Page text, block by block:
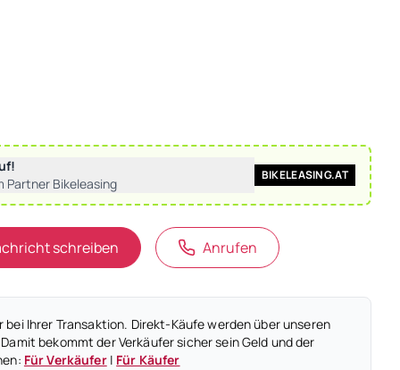
Partner Bikeleasing
BIKELEASING.AT
schreiben Anrufen
Ihrer Transaktion. Direkt-Käufe werden über unseren
bekommt der Verkäufer sicher sein Geld und der
Für Verkäufer| Für Käufer